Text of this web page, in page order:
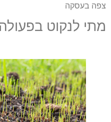
צפה בעסקה
מתי לנקוט בפעולה